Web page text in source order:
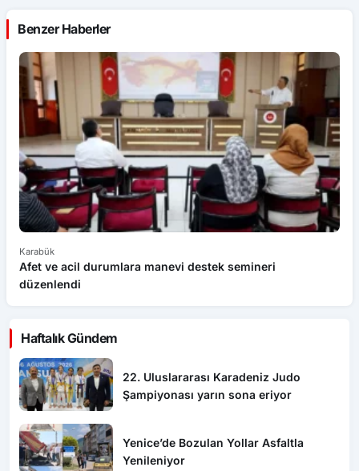
Benzer Haberler
Karabük
Afet ve acil durumlara manevi destek semineri
düzenlendi
Haftalık Gündem
22. Uluslararası Karadeniz Judo
Şampiyonası yarın sona eriyor
Yenice’de Bozulan Yollar Asfaltla
Yenileniyor